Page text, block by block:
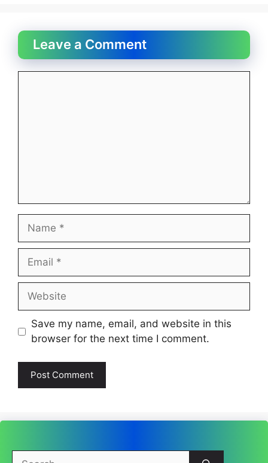
Leave a Comment
Name
Email
Website
Save my name, email, and website in this
browser for the next time I comment.